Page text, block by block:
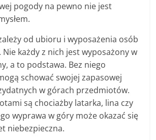
pogody na pewno nie jest
od ubioru i wyposażenia osób
Nie każdy z nich jest wyposażony w
a to podstawa. Bez niego
schować swojej zapasowej
w górach przedmiotów.
są chociażby latarka, lina czy
wyprawa w góry może okazać się
niebezpieczna.